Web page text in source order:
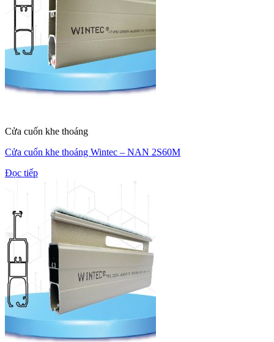
Cửa cuốn khe thoáng
Cửa cuốn khe thoáng Wintec – NAN 2S60M
Đọc tiếp